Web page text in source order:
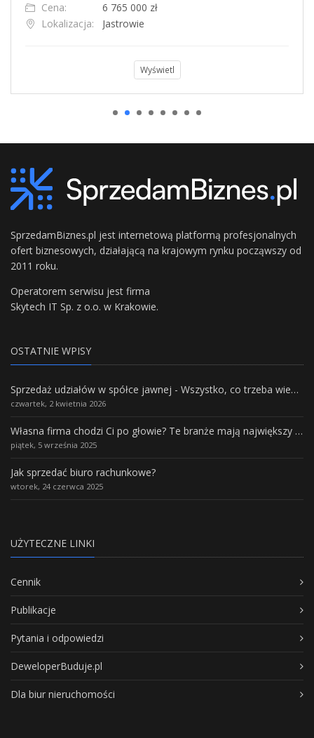
Cena:
6 765 000 zł
Lokalizacja:
Jastrowie
Wyświetl
SprzedamBiznes.pl jest internetową platformą profesjonalnych
ofert biznesowych, działającą na krajowym rynku począwszy od
2011 roku.
Operatorem serwisu jest firma
Skytech IT Sp. z o.o. w Krakowie.
OSTATNIE WPISY
Sprzedaż udziałów w spółce jawnej - Wszystko, co trzeba wiedzieć.
czwartek, 2 kwietnia 2026
Własna firma chodzi Ci po głowie? Te branże mają największy potencjał rozwoju
piątek, 5 września 2025
Jak sprzedać biuro rachunkowe?
wtorek, 24 czerwca 2025
UŻYTECZNE LINKI
Cennik
Publikacje
Pytania i odpowiedzi
DeweloperBuduje.pl
Dla biur nieruchomości